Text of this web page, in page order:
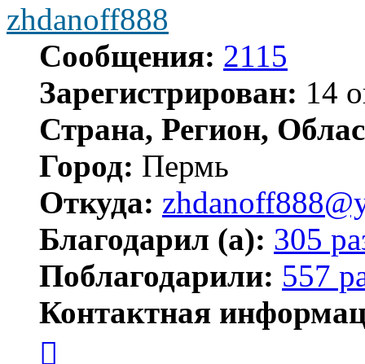
zhdanoff888
Сообщения: 2115
Зарегистрирован: 14
Страна, Регион,
Город: Пермь
Откуда:
Благодарил (а): 305
Поблагодарили: 557
Контактная